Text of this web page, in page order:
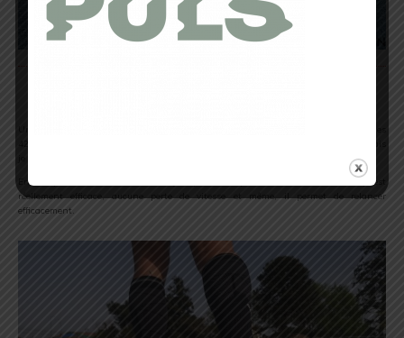
En ce qui concerne l’adhérence, j’ai pu noter que le caoutchouc AsicsGrip est
réellement efficace, aucune perte de vitesse et même, il permet de relancer
efficacement.